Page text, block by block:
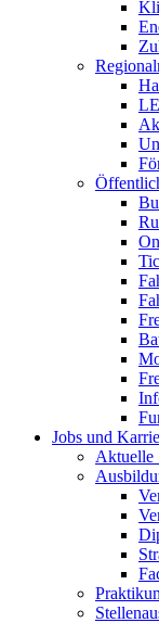
Jobs und
Aktuelle